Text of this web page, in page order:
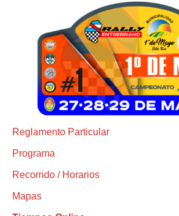
Reglamento Particular
Programa
Recorrido / Horarios
Mapas